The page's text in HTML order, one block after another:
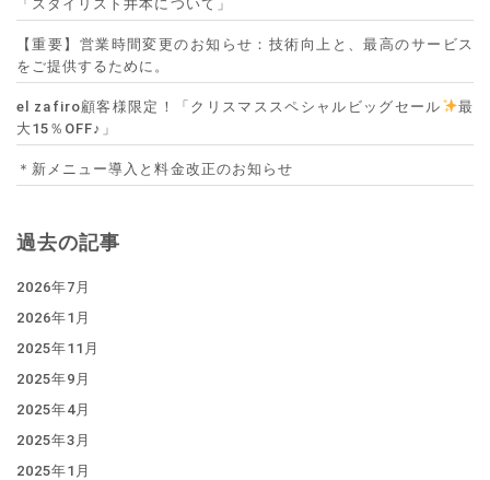
「スタイリスト井本について」
【重要】営業時間変更のお知らせ：技術向上と、最高のサービス
をご提供するために。
el zafiro顧客様限定！「クリスマススペシャルビッグセール
最
大15％OFF♪」
＊新メニュー導入と料金改正のお知らせ
過去の記事
2026年7月
2026年1月
2025年11月
2025年9月
2025年4月
2025年3月
2025年1月